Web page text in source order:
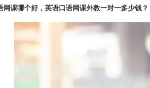
网课哪个好，英语口语网课外教一对一多少钱？